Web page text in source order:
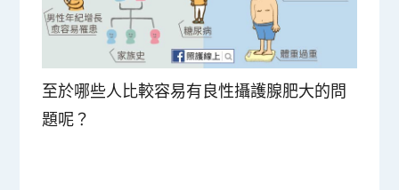
至於哪些人比較容易有良性攝護腺肥大的問
題呢？